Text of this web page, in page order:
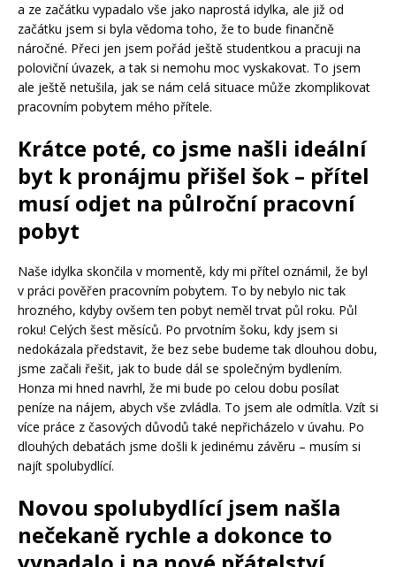
a ze začátku vypadalo vše jako naprostá idylka, ale již od
začátku jsem si byla vědoma toho, že to bude finančně
náročné. Přeci jen jsem pořád ještě studentkou a pracuji na
poloviční úvazek, a tak si nemohu moc vyskakovat. To jsem
ale ještě netušila, jak se nám celá situace může zkomplikovat
pracovním pobytem mého přítele.
Krátce poté, co jsme našli ideální
byt k pronájmu přišel šok – přítel
musí odjet na půlroční pracovní
pobyt
Naše idylka skončila v momentě, kdy mi přítel oznámil, že byl
v práci pověřen pracovním pobytem. To by nebylo nic tak
hrozného, kdyby ovšem ten pobyt neměl trvat půl roku. Půl
roku! Celých šest měsíců. Po prvotním šoku, kdy jsem si
nedokázala představit, že bez sebe budeme tak dlouhou dobu,
jsme začali řešit, jak to bude dál se společným bydlením.
Honza mi hned navrhl, že mi bude po celou dobu posílat
peníze na nájem, abych vše zvládla. To jsem ale odmítla. Vzít si
více práce z časových důvodů také nepřicházelo v úvahu. Po
dlouhých debatách jsme došli k jedinému závěru – musím si
najít spolubydlící.
Novou spolubydlící jsem našla
nečekaně rychle a dokonce to